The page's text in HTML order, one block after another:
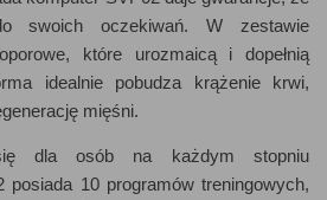
swoich oczekiwań. W zestawie
które urozmaicą i dopełnią
idealnie pobudza krążenie krwi,
mięśni.
dla osób na każdym stopniu
posiada 10 programów treningowych,